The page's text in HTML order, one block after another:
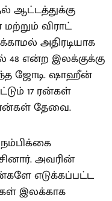
ஆட்டத்துக்கு
விராட்
அதிரடியாக
48 என்ற இலக்குக்கு
ஜோடி. ஷாஹீன்
17 ரன்கள்
ரன்கள் தேவை.
அவரின்
எடுக்கப்பட்ட
இலக்காக